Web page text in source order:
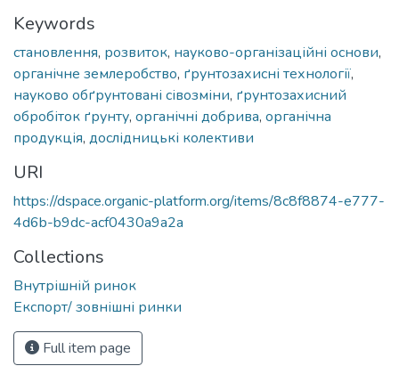
Keywords
становлення, розвиток, науково-організаційні основи,
органічне землеробство, ґрунтозахисні технології,
науково обґрунтовані сівозміни, ґрунтозахисний
обробіток ґрунту, органічні добрива, органічна
продукція, дослідницькі колективи
URI
https://dspace.organic-platform.org/items/8c8f8874-e777-
4d6b-b9dc-acf0430a9a2a
Collections
Внутрішній ринок
Експорт/ зовнішні ринки
Full item page